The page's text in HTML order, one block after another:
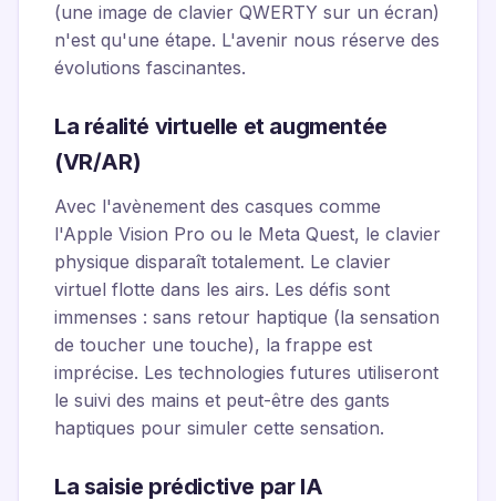
(une image de clavier QWERTY sur un écran)
n'est qu'une étape. L'avenir nous réserve des
évolutions fascinantes.
La réalité virtuelle et augmentée
(VR/AR)
Avec l'avènement des casques comme
l'Apple Vision Pro ou le Meta Quest, le clavier
physique disparaît totalement. Le clavier
virtuel flotte dans les airs. Les défis sont
immenses : sans retour haptique (la sensation
de toucher une touche), la frappe est
imprécise. Les technologies futures utiliseront
le suivi des mains et peut-être des gants
haptiques pour simuler cette sensation.
La saisie prédictive par IA